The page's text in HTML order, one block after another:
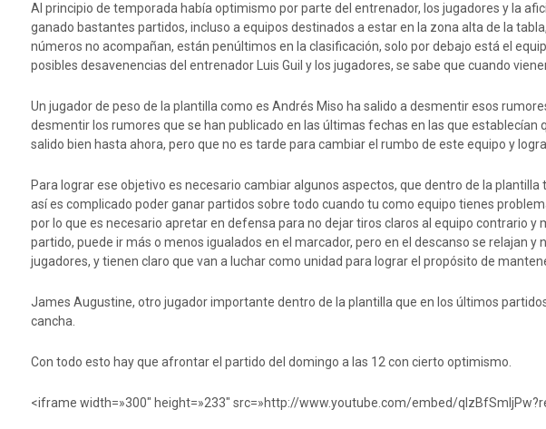
Al principio de temporada había optimismo por parte del entrenador, los jugadores y la
ganado bastantes partidos, incluso a equipos destinados a estar en la zona alta de la
números no acompañan, están penúltimos en la clasificación, solo por debajo está el
posibles desavenencias del entrenador Luis Guil y los jugadores, se sabe que cuando
Un jugador de peso de la plantilla como es Andrés Miso ha salido a desmentir esos
desmentir los rumores que se han publicado en las últimas fechas en las que
salido bien hasta ahora, pero que no es tarde para cambiar el rumbo de este equipo y
Para lograr ese objetivo es necesario cambiar algunos aspectos, que dentro de la
así es complicado poder ganar partidos sobre todo cuando tu como equipo tienes
por lo que es necesario apretar en defensa para no dejar tiros claros al equipo contrario
partido, puede ir más o menos igualados en el marcador, pero en el descanso se relajan
jugadores, y tienen claro que van a luchar como unidad para lograr el propósito de
James Augustine, otro jugador importante dentro de la plantilla que en los últimos
cancha.
Con todo esto hay que afrontar el partido del domingo a las 12 con cierto optimismo.
<iframe width=»300″ height=»233″ src=»http://www.youtube.com/embed/